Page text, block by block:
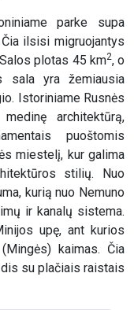
parke supa
ilsisi migruojantys
plotas 45 km2, o
sala yra žemiausia
Istoriniame Rusnės
architektūrą,
puoštomis
miestelį, kur galima
stilių. Nuo
kurią nuo Nemuno
ir kanalų sistema.
upę, ant kurios
kaimas. Čia
su plačiais raistais